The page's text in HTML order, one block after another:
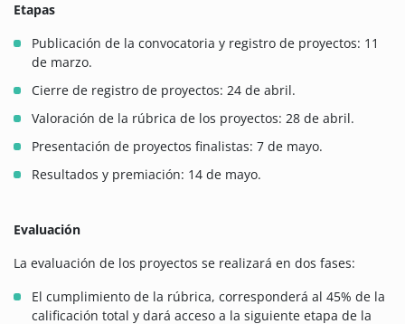
Etapas
Publicación de la convocatoria y registro de proyectos: 11
de marzo.
Cierre de registro de proyectos: 24 de abril.
Valoración de la rúbrica de los proyectos: 28 de abril.
Presentación de proyectos finalistas: 7 de mayo.
Resultados y premiación: 14 de mayo.
Evaluación
La evaluación de los proyectos se realizará en dos fases:
El cumplimiento de la rúbrica, corresponderá al 45% de la
calificación total y dará acceso a la siguiente etapa de la